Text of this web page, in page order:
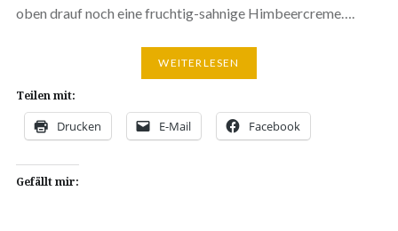
oben drauf noch eine fruchtig-sahnige Himbeercreme….
WEITERLESEN
Teilen mit:
Drucken E-Mail Facebook
Gefällt mir: